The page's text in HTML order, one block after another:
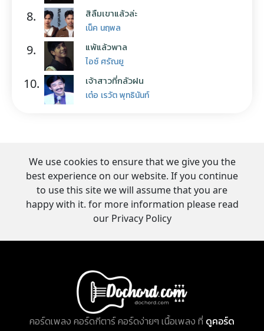
8. สิลืมเขาแล้วล่ะ
เน็ค นฤพล
9. แพ้แล้วพาล
ไอซ์ ศรัณยู
10. เจ้าสาวที่กลัวฝน
เต๋อ เรวัต พุทธินันท์
We use cookies to ensure that we give you the
best experience on our website. If you continue
to use this site we will assume that you are
happy with it. for more information please read
our Privacy Policy
คอร์ดเพลง คอร์ดกีตาร์ คอร์ดง่ายๆ เนื้อเพลง ที่ ดูคอร์ด